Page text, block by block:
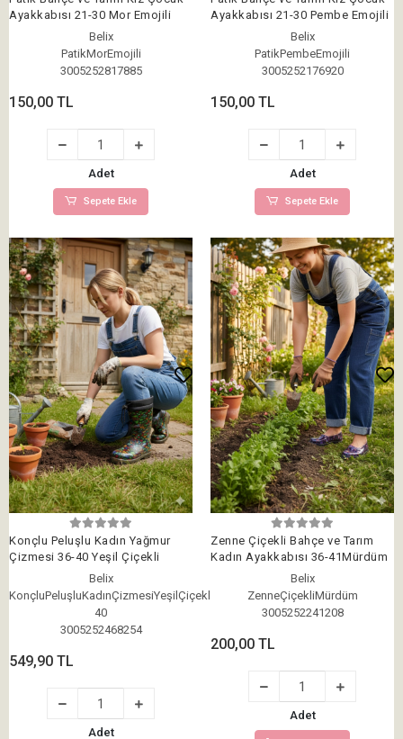
Ayakkabısı 21-30 Mor Emojili
Belix
PatikMorEmojili
3005252817885
150,00 TL
Adet
Sepete Ekle
Ayakkabısı 21-30 Pembe Emojili
Belix
PatikPembeEmojili
3005252176920
150,00 TL
Adet
Sepete Ekle
Konçlu Peluşlu Kadın Yağmur
Çizmesi 36-40 Yeşil Çiçekli
Belix
KonçluPeluşluKadınÇizmesiYeşilÇiçekli36-
40
3005252468254
549,90 TL
Adet
Zenne Çiçekli Bahçe ve Tarım
Kadın Ayakkabısı 36-41Mürdüm
Belix
ZenneÇiçekliMürdüm
3005252241208
200,00 TL
Adet